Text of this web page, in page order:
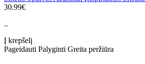
30.99€
..
Į krepšelį
Pageidauti Palyginti Greita peržiūra